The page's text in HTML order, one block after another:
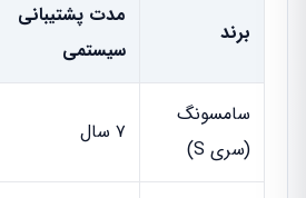
برند
مدت پشتیبانی
سیستمی
سامسونگ
(سری S)
۷ سال